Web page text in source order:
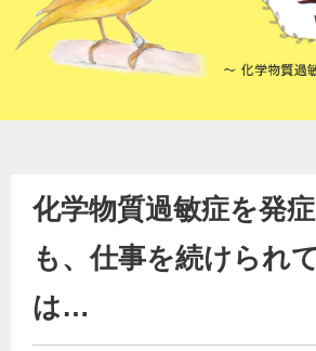
化学物質過敏症を発
も、仕事を続けられ
は…